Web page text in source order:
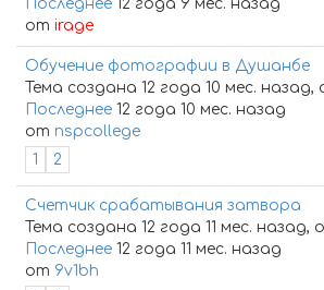
Последнее 12 года 9 мес. назад
от irage
Обучение фотографии в Душанбе
Тема создана 12 года 10 мес. назад,
Последнее 12 года 10 мес. назад
от nspcollege
1
2
Счетчик срабатывания затвора
Тема создана 12 года 11 мес. назад,
Последнее 12 года 11 мес. назад
от 9v1bh